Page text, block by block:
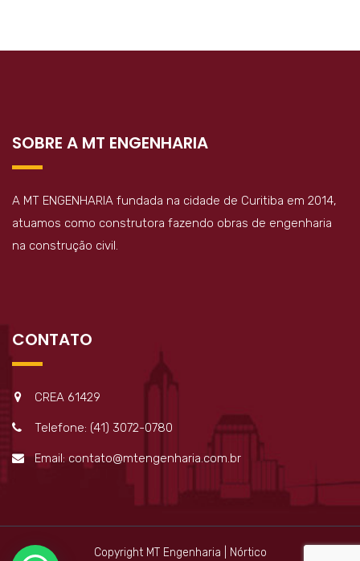
SOBRE A MT ENGENHARIA
A MT ENGENHARIA fundada na cidade de Curitiba em 2014,
atuamos como construtora fazendo obras de engenharia
na construção civil.
CONTATO
CREA 61429
Telefone: (41) 3072-0780
Email: contato@mtengenharia.com.br
Copyright MT Engenharia | Nórtico